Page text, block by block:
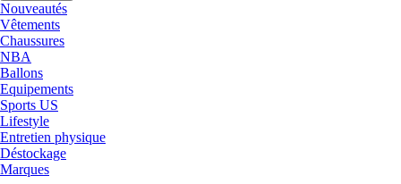
Nouveautés
Vêtements
Chaussures
NBA
Ballons
Equipements
Sports US
Lifestyle
Entretien physique
Déstockage
Marques